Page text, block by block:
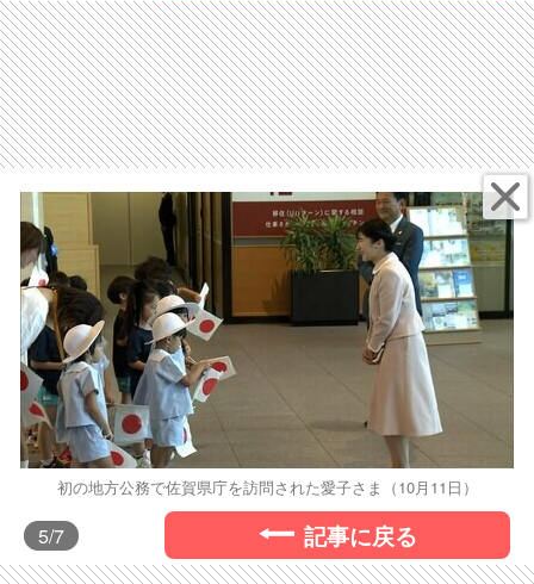
初の地方公務で佐賀県庁を訪問された愛子さま（10月11日）
5/7 記事に戻る